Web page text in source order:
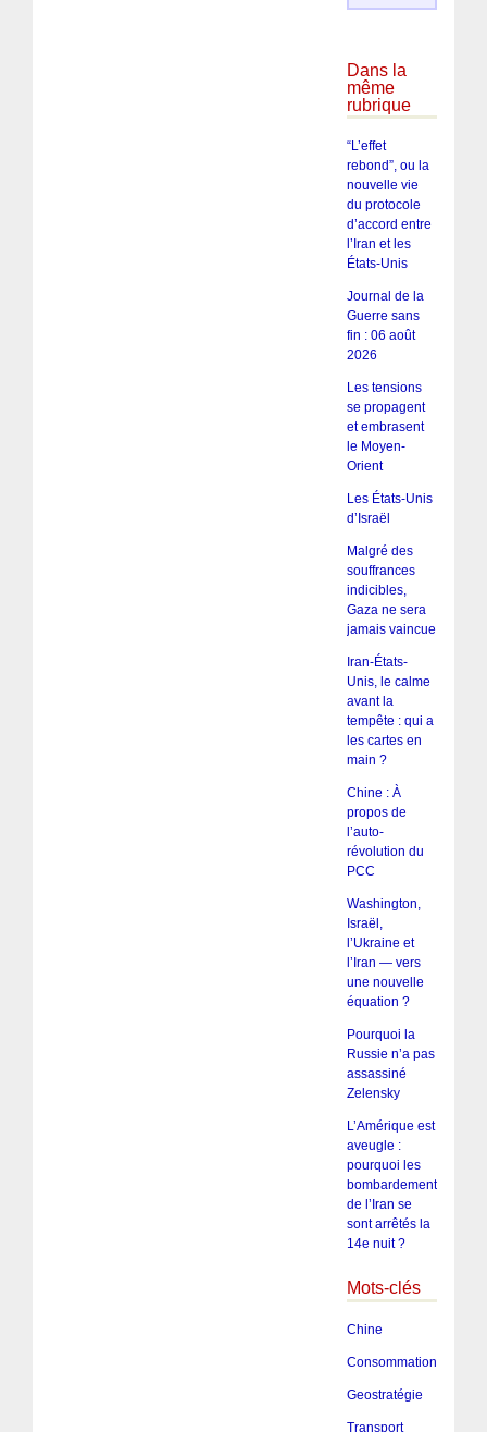
Dans la
même
rubrique
“L’effet
rebond”, ou la
nouvelle vie
du protocole
d’accord entre
l’Iran et les
États-Unis
Journal de la
Guerre sans
fin : 06 août
2026
Les tensions
se propagent
et embrasent
le Moyen-
Orient
Les États-Unis
d’Israël
Malgré des
souffrances
indicibles,
Gaza ne sera
jamais vaincue
Iran-États-
Unis, le calme
avant la
tempête : qui a
les cartes en
main ?
Chine : À
propos de
l’auto-
révolution du
PCC
Washington,
Israël,
l’Ukraine et
l’Iran — vers
une nouvelle
équation ?
Pourquoi la
Russie n’a pas
assassiné
Zelensky
L’Amérique est
aveugle :
pourquoi les
bombardements
de l’Iran se
sont arrêtés la
14e nuit ?
Mots-clés
Chine
Consommation
Geostratégie
Transport